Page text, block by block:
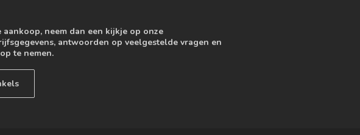
neem dan een kijkje op onze
antwoorden op veelgestelde vragen en
te nemen.